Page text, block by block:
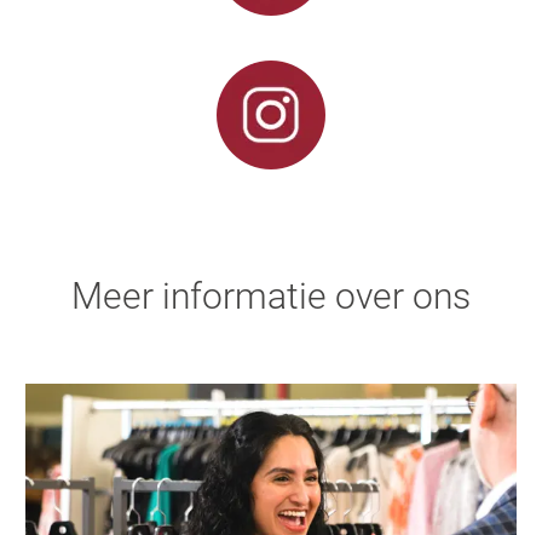
Meer informatie over ons